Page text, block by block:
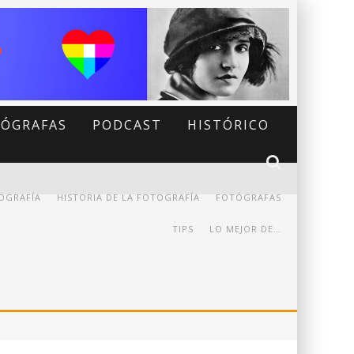
PODCAST HISTÓRICO
FOTÓGRAFAS
HISTORIA DE LA FOTOGRAFÍA
LO MEJOR DE…
TIPS